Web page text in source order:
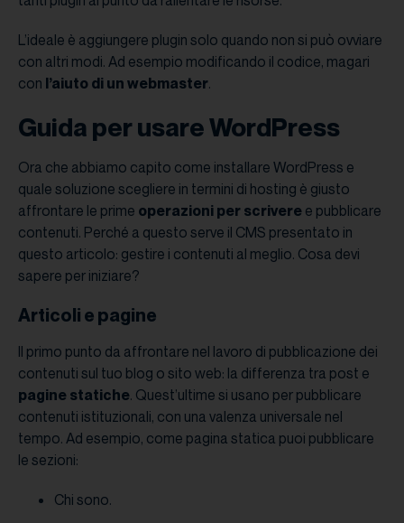
L’ideale è aggiungere plugin solo quando non si può ovviare
con altri modi. Ad esempio modificando il codice, magari
con l’aiuto di un webmaster.
Guida per usare WordPress
Ora che abbiamo capito come installare WordPress e
quale soluzione scegliere in termini di hosting è giusto
affrontare le prime operazioni per scrivere e pubblicare
contenuti. Perché a questo serve il CMS presentato in
questo articolo: gestire i contenuti al meglio. Cosa devi
sapere per iniziare?
Articoli e pagine
Il primo punto da affrontare nel lavoro di pubblicazione dei
contenuti sul tuo blog o sito web: la differenza tra post e
pagine statiche. Quest’ultime si usano per pubblicare
contenuti istituzionali, con una valenza universale nel
tempo. Ad esempio, come pagina statica puoi pubblicare
le sezioni:
Chi sono.